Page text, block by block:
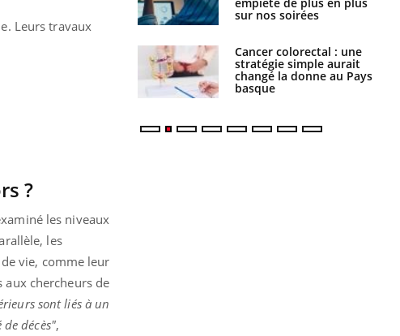
Leurs travaux
?
les niveaux
les
vie, comme leur
chercheurs de
sont liés à un
décès",
sur nos soirées
Cancer colorectal : une
stratégie simple aurait
changé la donne au Pays
basque